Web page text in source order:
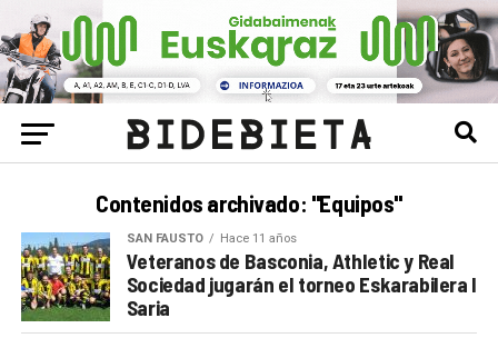
Contenidos archivado: "Equipos"
SAN FAUSTO Hace 11 años
Veteranos de Basconia, Athletic y Real
Sociedad jugarán el torneo Eskarabilera I
Saria